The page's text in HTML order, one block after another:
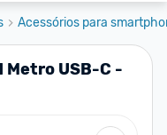
Acessórios para
Metro USB-C -